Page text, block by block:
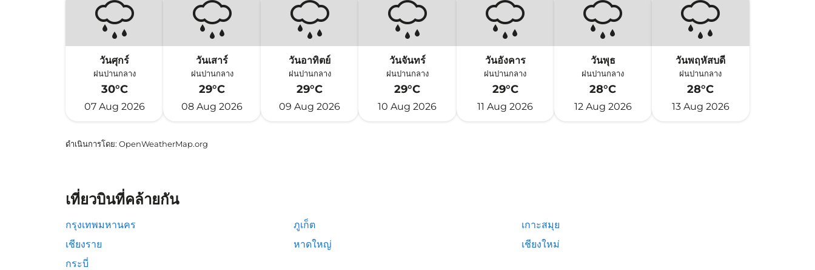
วันศุกร์
ฝนปานกลาง
30°C
07 Aug 2026
วันเสาร์
ฝนปานกลาง
29°C
08 Aug 2026
วันอาทิตย์
ฝนปานกลาง
29°C
09 Aug 2026
วันจันทร์
ฝนปานกลาง
29°C
10 Aug 2026
วันอังคาร
ฝนปานกลาง
29°C
11 Aug 2026
วันพุธ
ฝนปานกลาง
28°C
12 Aug 2026
วันพฤหัสบดี
ฝนปานกลาง
28°C
13 Aug 2026
ดำเนินการโดย: OpenWeatherMap.org
เที่ยวบินที่คล้ายกัน
กรุงเทพมหานคร ภูเก็ต
เกาะสมุย
เชียงราย
หาดใหญ่
เชียงใหม่
กระบี่